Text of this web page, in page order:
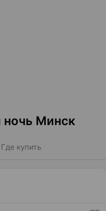
ночь Минск
Где купить